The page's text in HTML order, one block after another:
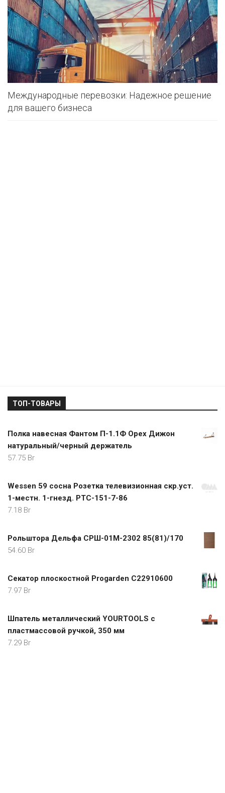
Международные перевозки: Надежное решение
для вашего бизнеса
ТОП-ТОВАРЫ
Полка навесная Фантом П-1.1Ф Орех Дижон
натуральный/черный держатель
57.75 Br
Wessen 59 сосна Розетка телевизионная скр.уст.
1-местн. 1-гнезд. РТС-151-7-86
7.18 Br
Рольштора Дельфа СРШ-01М-2302 85(81)/170
54.60 Br
Секатор плоскостной Progarden C22910600
7.97 Br
Шпатель металлический YOURTOOLS с
пластмассовой ручкой, 350 мм
7.29 Br